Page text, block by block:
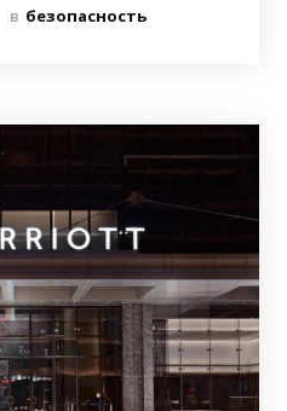
в безопасность